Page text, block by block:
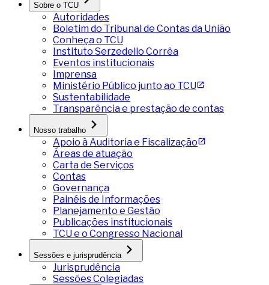
Sobre o TCU
Autoridades
Boletim do Tribunal de Contas da União
Conheça o TCU
Instituto Serzedello Corrêa
Eventos institucionais
Imprensa
Ministério Público junto ao TCU
Sustentabilidade
Transparência e prestação de contas
Nosso trabalho
Apoio à Auditoria e Fiscalização
Áreas de atuação
Carta de Serviços
Contas
Governança
Painéis de Informações
Planejamento e Gestão
Publicações institucionais
TCU e o Congresso Nacional
Sessões e jurisprudência
Jurisprudência
Sessões Colegiadas